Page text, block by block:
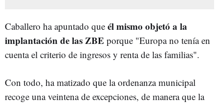
Caballero ha apuntado que él mismo objetó a la
implantación de las ZBE porque "Europa no tenía en
cuenta el criterio de ingresos y renta de las familias".
Con todo, ha matizado que la ordenanza municipal
recoge una veintena de excepciones, de manera que la